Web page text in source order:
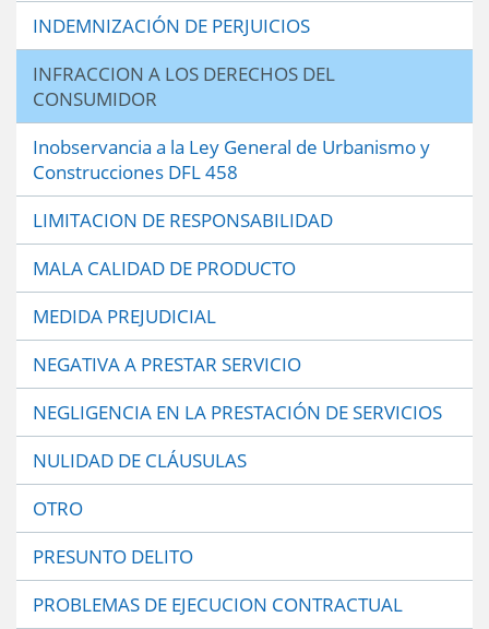
INDEMNIZACIÓN DE PERJUICIOS
INFRACCION A LOS DERECHOS DEL
CONSUMIDOR
Inobservancia a la Ley General de Urbanismo y
Construcciones DFL 458
LIMITACION DE RESPONSABILIDAD
MALA CALIDAD DE PRODUCTO
MEDIDA PREJUDICIAL
NEGATIVA A PRESTAR SERVICIO
NEGLIGENCIA EN LA PRESTACIÓN DE SERVICIOS
NULIDAD DE CLÁUSULAS
OTRO
PRESUNTO DELITO
PROBLEMAS DE EJECUCION CONTRACTUAL